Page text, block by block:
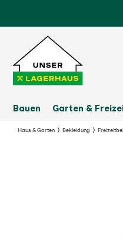
Bauen Garten &
Haus & Garten Bekleidung